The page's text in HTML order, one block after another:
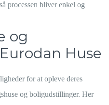
processen bliver enkel og
og
Huse
for at opleve deres
og boligudstillinger. Her